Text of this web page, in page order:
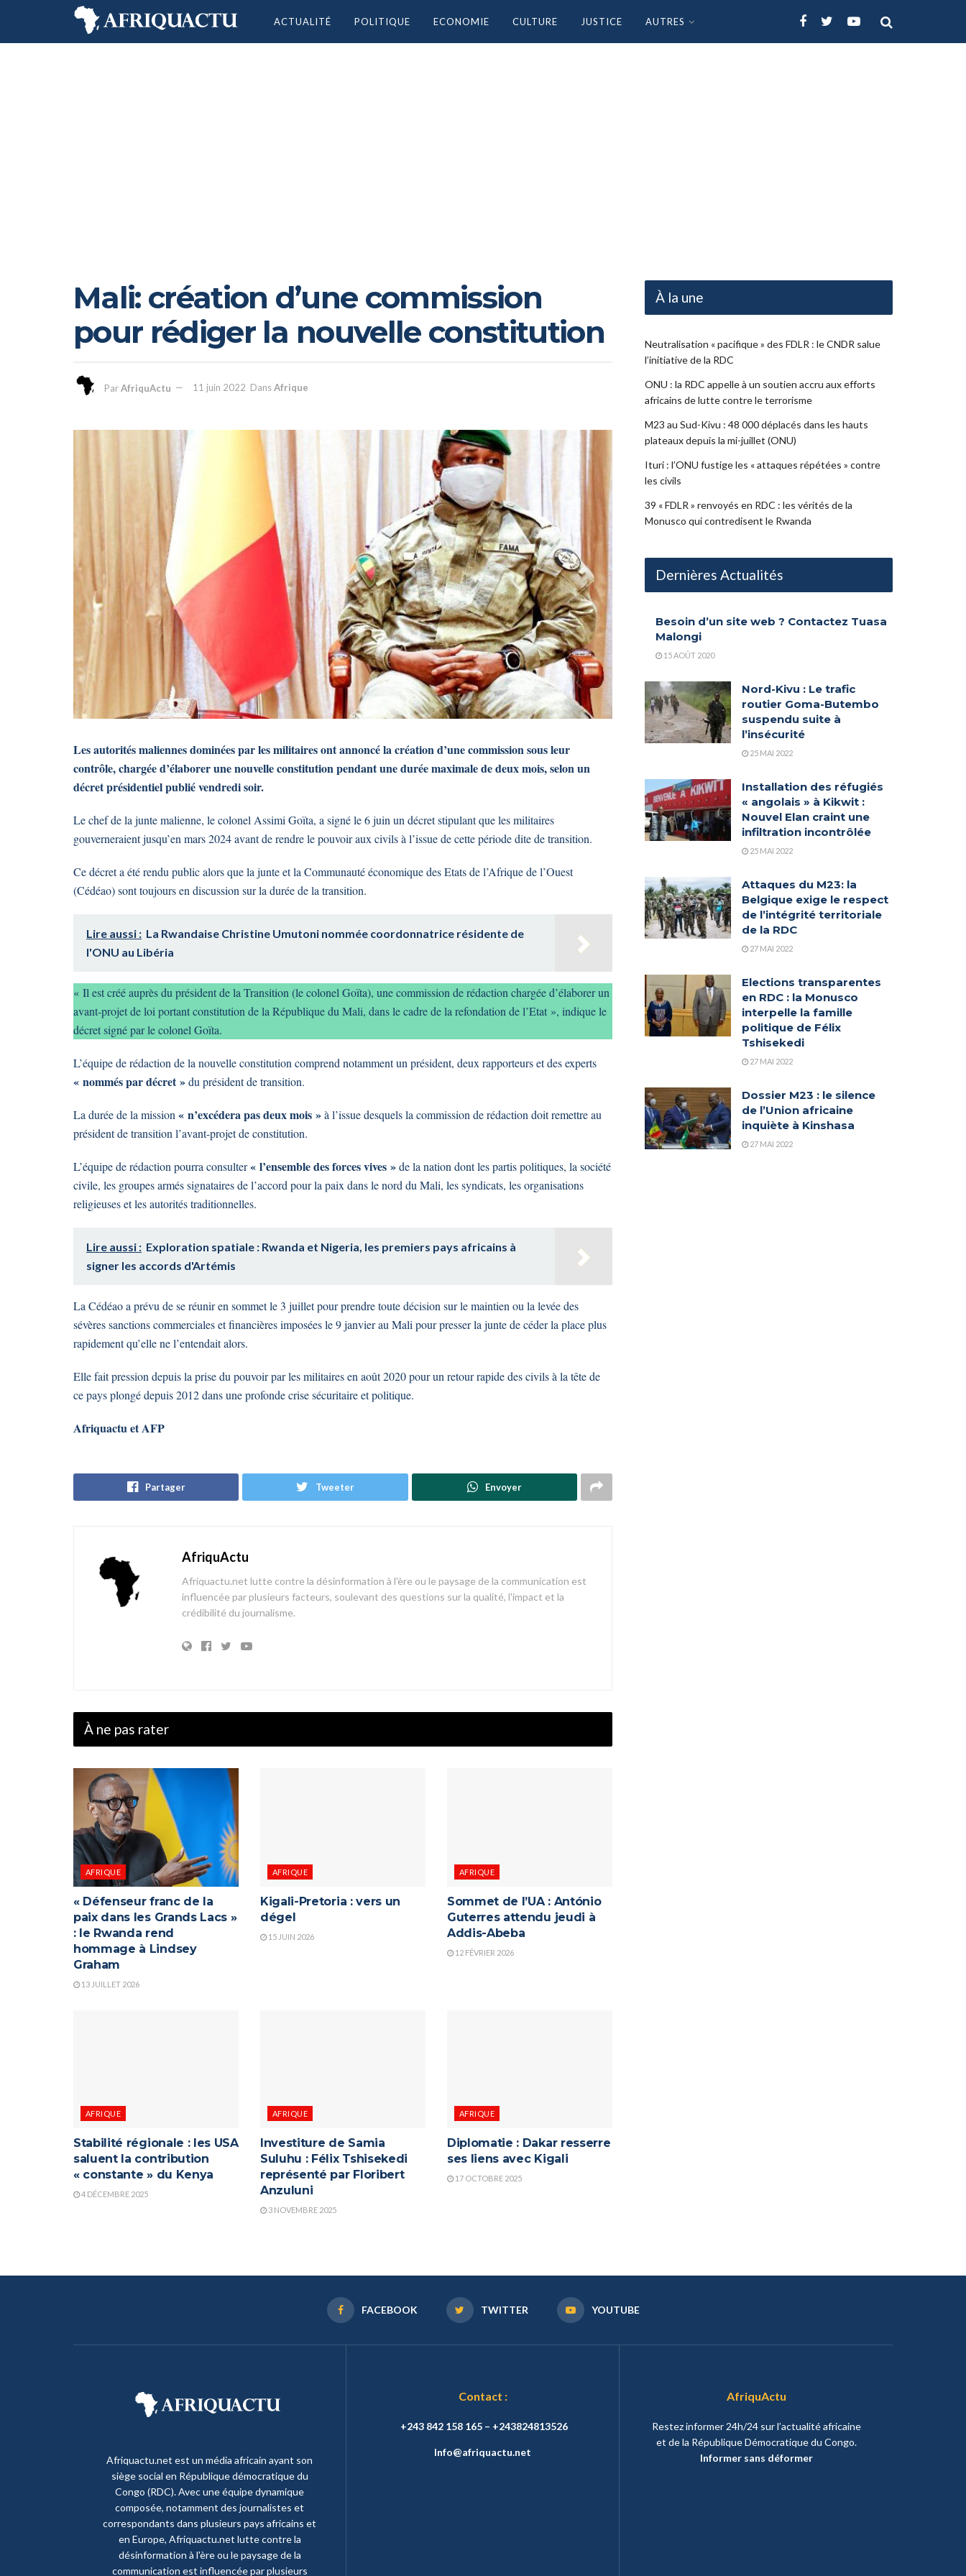
ACTUALITÉ POLITIQUE ECONOMIE CULTURE JUSTICE AUTRES
Mali: création d’une commission
pour rédiger la nouvelle constitution
ParAfriquActu 11 juin 2022 DansAfrique
Les autorités maliennes dominées par les militaires ont annoncé la création d’une commission sous leur
contrôle, chargée d’élaborer une nouvelle constitution pendant une durée maximale de deux mois, selon un
décret présidentiel publié vendredi soir.
Le chef de la junte malienne, le colonel Assimi Goïta, a signé le 6 juin un décret stipulant que les militaires
gouverneraient jusqu’en mars 2024 avant de rendre le pouvoir aux civils à l’issue de cette période dite de transition.
Ce décret a été rendu public alors que la junte et la Communauté économique des Etats de l’Afrique de l’Ouest
(Cédéao) sont toujours en discussion sur la durée de la transition.
Lire aussi : La Rwandaise Christine Umutoni nommée coordonnatrice résidente de
l'ONU au Libéria
« Il est créé auprès du président de la Transition (le colonel Goïta), une commission de rédaction chargée d’élaborer un
avant-projet de loi portant constitution de la République du Mali, dans le cadre de la refondation de l’Etat », indique le
décret signé par le colonel Goïta.
L’équipe de rédaction de la nouvelle constitution comprend notamment un président, deux rapporteurs et des experts
« nommés par décret »du président de transition.
La durée de la mission« n’excédera pas deux mois »à l’issue desquels la commission de rédaction doit remettre au
président de transition l’avant-projet de constitution.
L’équipe de rédaction pourra consulter« l’ensemble des forces vives »de la nation dont les partis politiques, la société
civile, les groupes armés signataires de l’accord pour la paix dans le nord du Mali, les syndicats, les organisations
religieuses et les autorités traditionnelles.
Lire aussi : Exploration spatiale : Rwanda et Nigeria, les premiers pays africains à
signer les accords d'Artémis
La Cédéao a prévu de se réunir en sommet le 3 juillet pour prendre toute décision sur le maintien ou la levée des
sévères sanctions commerciales et financières imposées le 9 janvier au Mali pour presser la junte de céder la place plus
rapidement qu’elle ne l’entendait alors.
Elle fait pression depuis la prise du pouvoir par les militaires en août 2020 pour un retour rapide des civils à la tête de
ce pays plongé depuis 2012 dans une profonde crise sécuritaire et politique.
Afriquactu et AFP
Partager Tweeter Envoyer
AfriquActu
Afriquactu.net lutte contre la désinformation à l'ère ou le paysage de la communication est
influencée par plusieurs facteurs, soulevant des questions sur la qualité, l'impact et la
crédibilité du journalisme.
À ne pas rater
AFRIQUE
« Défenseur franc de la
paix dans les Grands Lacs »
: le Rwanda rend
hommage à Lindsey
Graham
13 JUILLET 2026
AFRIQUE
Kigali-Pretoria : vers un
dégel
15 JUIN 2026
AFRIQUE
Sommet de l’UA : António
Guterres attendu jeudi à
Addis-Abeba
12 FÉVRIER 2026
AFRIQUE
Stabilité régionale : les USA
saluent la contribution
« constante » du Kenya
4 DÉCEMBRE 2025
AFRIQUE
Investiture de Samia
Suluhu : Félix Tshisekedi
représenté par Floribert
Anzuluni
3 NOVEMBRE 2025
AFRIQUE
Diplomatie : Dakar resserre
ses liens avec Kigali
17 OCTOBRE 2025
À la une
Neutralisation « pacifique » des FDLR : le CNDR salue
l’initiative de la RDC
ONU : la RDC appelle à un soutien accru aux efforts
africains de lutte contre le terrorisme
M23 au Sud-Kivu : 48 000 déplacés dans les hauts
plateaux depuis la mi-juillet (ONU)
Ituri : l’ONU fustige les « attaques répétées » contre
les civils
39 « FDLR » renvoyés en RDC : les vérités de la
Monusco qui contredisent le Rwanda
Dernières Actualités
Besoin d’un site web ? Contactez Tuasa
Malongi
15 AOÛT 2020
Nord-Kivu : Le trafic
routier Goma-Butembo
suspendu suite à
l’insécurité
25 MAI 2022
Installation des réfugiés
« angolais » à Kikwit :
Nouvel Elan craint une
infiltration incontrôlée
25 MAI 2022
Attaques du M23: la
Belgique exige le respect
de l’intégrité territoriale
de la RDC
27 MAI 2022
Elections transparentes
en RDC : la Monusco
interpelle la famille
politique de Félix
Tshisekedi
27 MAI 2022
Dossier M23 : le silence
de l’Union africaine
inquiète à Kinshasa
27 MAI 2022
FACEBOOK TWITTER YOUTUBE
Afriquactu.net est un média africain ayant son
siège social en République démocratique du
Congo (RDC). Avec une équipe dynamique
composée, notamment des journalistes et
correspondants dans plusieurs pays africains et
en Europe, Afriquactu.net lutte contre la
désinformation à l'ère ou le paysage de la
communication est influencée par plusieurs
Contact :
+243 842 158 165 – +243824813526
Info@afriquactu.net
AfriquActu
Restez informer 24h/24 sur l’actualité africaine
et de la République Démocratique du Congo.
Informer sans déformer